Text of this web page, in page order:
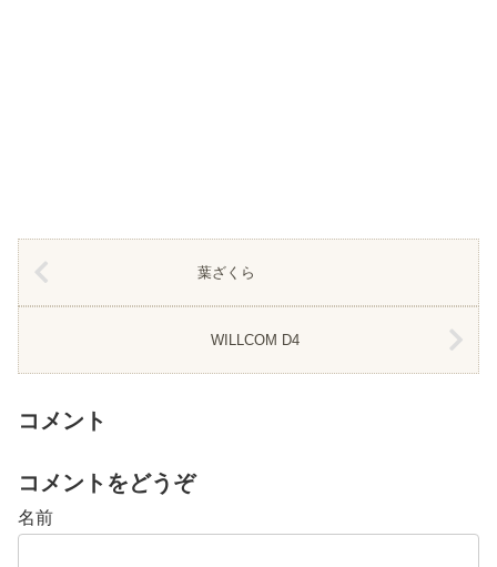
葉ざくら
WILLCOM D4
コメント
コメントをどうぞ
名前